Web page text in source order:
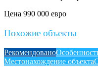
Цена 990 000 евро
Похожие объекты
Рекомендовано
Местонахождение объекта